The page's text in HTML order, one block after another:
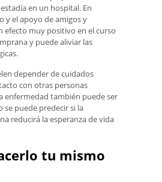
en un hospital. En
y el apoyo de amigos y
efecto muy positivo en el curso
y puede aliviar las
depender de cuidados
con otras personas
enfermedad también puede ser
se puede predecir si la
reducirá la esperanza de vida
tu mismo